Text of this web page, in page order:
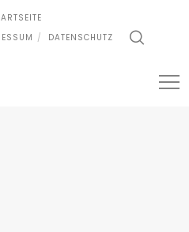
DATENSCHUTZ